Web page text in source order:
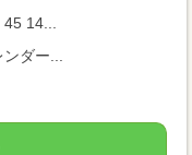
14...
ダー...